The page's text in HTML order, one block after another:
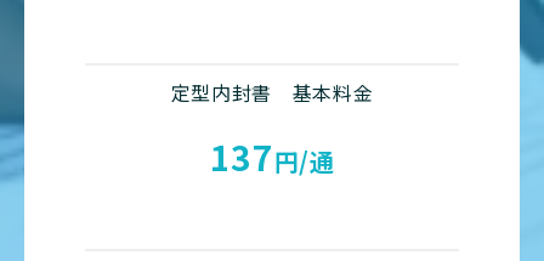
定型内封書 基本料金
137円/通